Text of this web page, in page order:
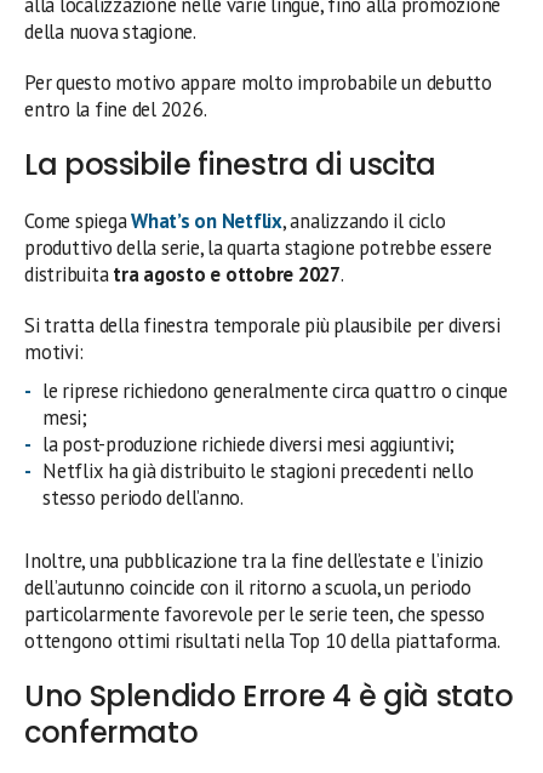
della nuova stagione.
Per questo motivo appare molto improbabile un debutto
entro la fine del 2026.
La possibile finestra di uscita
Come spiegaWhat’s on Netflix, analizzando il ciclo
produttivo della serie, la quarta stagione potrebbe essere
distribuitatra agosto e ottobre 2027.
Si tratta della finestra temporale più plausibile per diversi
motivi:
le riprese richiedono generalmente circa quattro o cinque
mesi;
la post-produzione richiede diversi mesi aggiuntivi;
Netflix ha già distribuito le stagioni precedenti nello
stesso periodo dell’anno.
Inoltre, una pubblicazione tra la fine dell’estate e l’inizio
dell’autunno coincide con il ritorno a scuola, un periodo
particolarmente favorevole per le serie teen, che spesso
ottengono ottimi risultati nella Top 10 della piattaforma.
Uno Splendido Errore 4 è già stato
confermato